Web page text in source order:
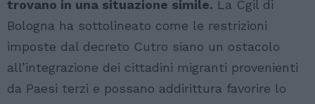
trovano in una situazione simile. La Cgil di
Bologna ha sottolineato come le restrizioni
imposte dal decreto Cutro siano un ostacolo
all’integrazione dei cittadini migranti provenienti
da Paesi terzi e possano addirittura favorire lo